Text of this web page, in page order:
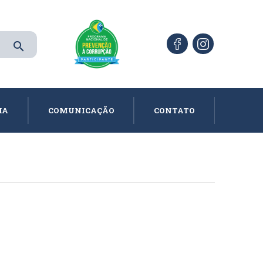
search
COMUNICAÇÃO CONTATO